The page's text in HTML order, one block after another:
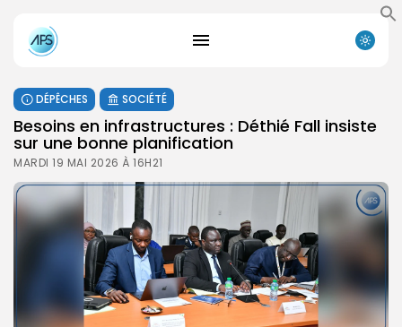
DÉPÊCHES SOCIÉTÉ
Besoins en infrastructures : Déthié Fall insiste
sur une bonne planification
MARDI 19 MAI 2026 À 16H21